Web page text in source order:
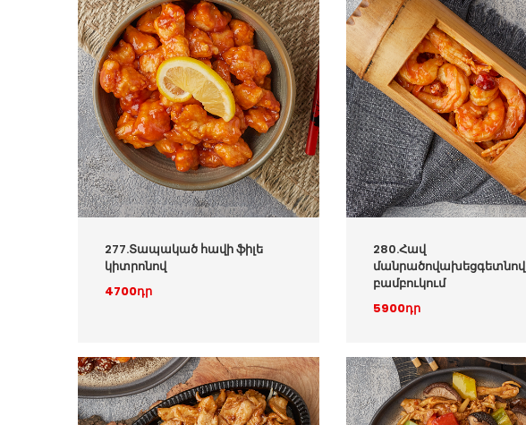
277.Տապակած հավի ֆիլե
կիտրոնով
4700դր
280.Հավ
մանրածովախեցգետնով
բամբուկում
5900դր